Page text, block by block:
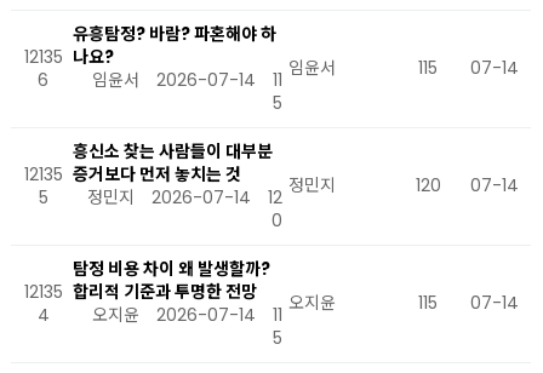
12135
6
유흥탐정? 바람? 파혼해야 하
나요?
임윤서
2026-07-14
11
5
임윤서 115 07-14
12135
5
흥신소 찾는 사람들이 대부분
증거보다 먼저 놓치는 것
정민지
2026-07-14
12
0
정민지 120 07-14
12135
4
탐정 비용 차이 왜 발생할까?
합리적 기준과 투명한 전망
오지윤
2026-07-14
11
5
오지윤 115 07-14